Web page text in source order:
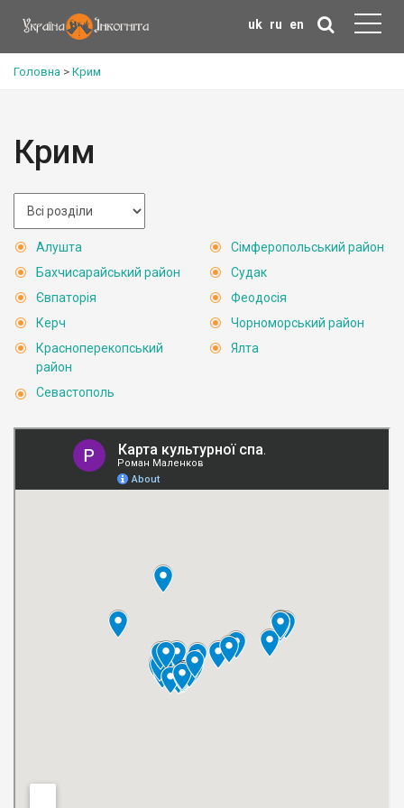
uk ru en
Головна > Крим
Крим
Алушта
Бахчисарайський район
Євпаторія
Керч
Красноперекопський
район
Севастополь
Сімферопольський район
Судак
Феодосія
Чорноморський район
Ялта